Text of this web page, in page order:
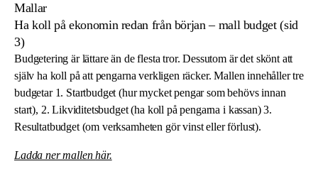
Mallar
Ha koll på ekonomin redan från början – mall budget (sid
3)
Budgetering är lättare än de flesta tror. Dessutom är det skönt att
själv ha koll på att pengarna verkligen räcker. Mallen innehåller tre
budgetar 1. Startbudget (hur mycket pengar som behövs innan
start), 2. Likviditetsbudget (ha koll på pengarna i kassan) 3.
Resultatbudget (om verksamheten gör vinst eller förlust).
Ladda ner mallenhär.